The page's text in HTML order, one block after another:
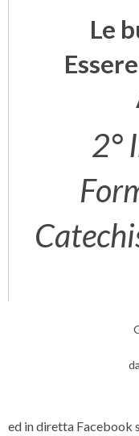
Le
2°
ed in diretta Facebook